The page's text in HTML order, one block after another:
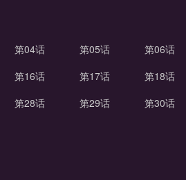
第04话 第05话 第06话
第16话 第17话 第18话
第28话 第29话 第30话